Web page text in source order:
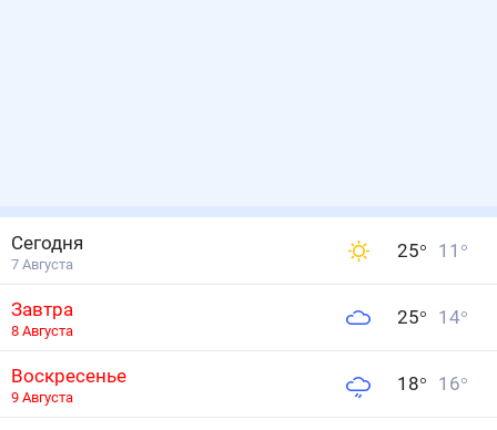
Сегодня
7 Августа
25° 11 °
Завтра
8 Августа
25° 14°
Воскресенье
9 Августа
18° 16°